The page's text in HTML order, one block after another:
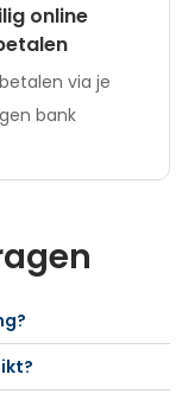
online
via je
bank